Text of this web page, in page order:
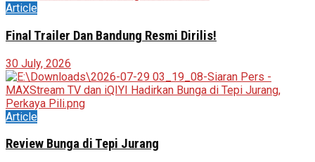
Article
Final Trailer Dan Bandung Resmi Dirilis!
30 July, 2026
Article
Review Bunga di Tepi Jurang